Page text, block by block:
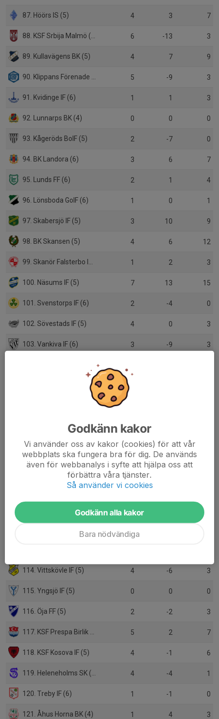
87. Höörs IS (5) 4 3 7
88. KSF Srbija Malmö (5) 6 -13 3
89. Kullavägens BK (5) 4 7 9
90. Klippans Förenade FF (5) 5 -9 3
91. Kvidinge IF (6) 1 1 3
92. Lunnarps BK (4) 0 0 0
93. Kågeröds BoIF (5) 2 -7 0
94. BK Landora (6) 3 6 7
95. Lunds FF (6) 2 1 4
96. Lönsboda GoIF (6) 1 0 1
97. Skabersjö IF (5) 3 10 9
98. BK Skansen (5) 4 6 12
99. Skanör Falsterbo IF (5) 1 2 3
100. Näsums IF (5) 7 13 15
101. Svenstorps IF (6) 2 -4 0
102. Sövestads IF (5) 4 0 3
103. Vankiva IF (6) 3 -9 3
107. IK Wormo (6) 7
108. Tjörnarps BoIF (6) 1 -2
109. Trollenäs IF (5) 6 -10
110. Vanstads IF (6) 1
111. Åsums BK (6) 1
114. Vittskövle IF (5) 4 -6 3
115. Yngsjö IF (5) 0 0 0
116. Öja FF (5) 2 -2 3
117. KSF Prespa Birlik (6) 5 2 7
118. KSF Kosova IF (5) 4 -1 6
119. Heleneholms SK (5) 4 -4 1
120. Treby IF (6) 1 -1 0
121. Åhus Horna BK (4) 1 4 3
Godkänn kakor
Vi använder oss av kakor (cookies) för att vår
webbplats ska fungera bra för dig. De används
även för webbanalys i syfte att hjälpa oss att
förbättra våra tjänster.
Så använder vi cookies
Godkänn alla kakor
Bara nödvändiga